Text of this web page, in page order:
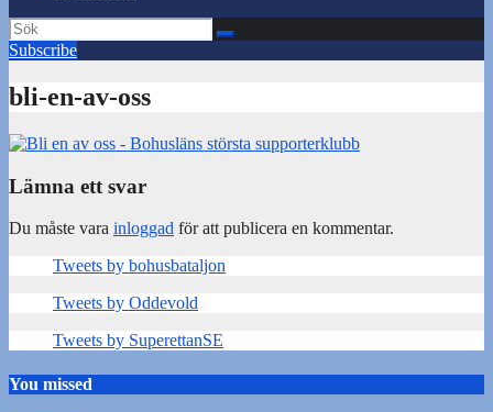
Subscribe
bli-en-av-oss
Lämna ett svar
Du måste vara inloggad för att publicera en kommentar.
Tweets by bohusbataljon
Tweets by Oddevold
Tweets by SuperettanSE
You missed